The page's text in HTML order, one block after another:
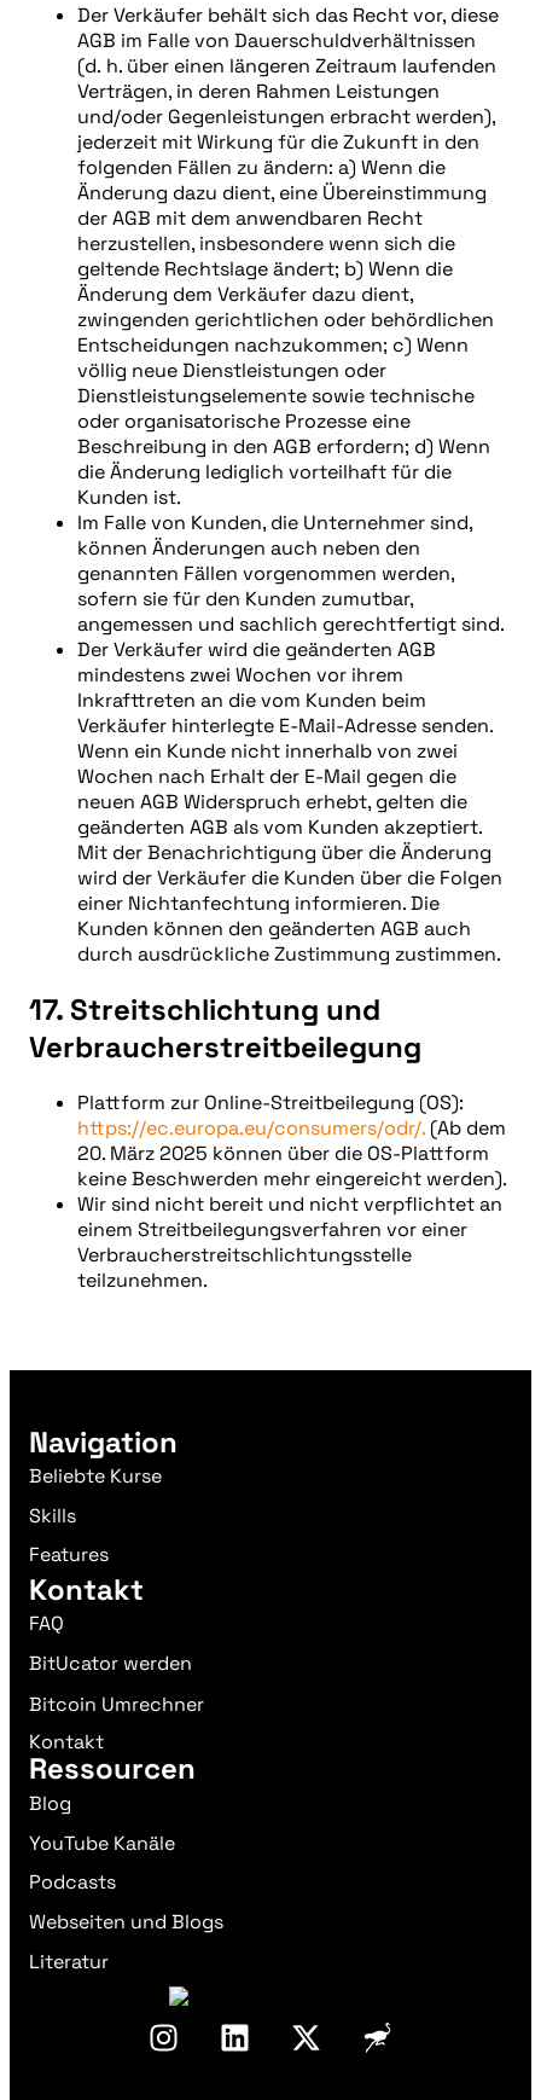
Der Verkäufer behält sich das Recht vor, diese
AGB im Falle von Dauerschuldverhältnissen
(d. h. über einen längeren Zeitraum laufenden
Verträgen, in deren Rahmen Leistungen
und/oder Gegenleistungen erbracht werden),
jederzeit mit Wirkung für die Zukunft in den
folgenden Fällen zu ändern: a) Wenn die
Änderung dazu dient, eine Übereinstimmung
der AGB mit dem anwendbaren Recht
herzustellen, insbesondere wenn sich die
geltende Rechtslage ändert; b) Wenn die
Änderung dem Verkäufer dazu dient,
zwingenden gerichtlichen oder behördlichen
Entscheidungen nachzukommen; c) Wenn
völlig neue Dienstleistungen oder
Dienstleistungselemente sowie technische
oder organisatorische Prozesse eine
Beschreibung in den AGB erfordern; d) Wenn
die Änderung lediglich vorteilhaft für die
Kunden ist.
Im Falle von Kunden, die Unternehmer sind,
können Änderungen auch neben den
genannten Fällen vorgenommen werden,
sofern sie für den Kunden zumutbar,
angemessen und sachlich gerechtfertigt sind.
Der Verkäufer wird die geänderten AGB
mindestens zwei Wochen vor ihrem
Inkrafttreten an die vom Kunden beim
Verkäufer hinterlegte E-Mail-Adresse senden.
Wenn ein Kunde nicht innerhalb von zwei
Wochen nach Erhalt der E-Mail gegen die
neuen AGB Widerspruch erhebt, gelten die
geänderten AGB als vom Kunden akzeptiert.
Mit der Benachrichtigung über die Änderung
wird der Verkäufer die Kunden über die Folgen
einer Nichtanfechtung informieren. Die
Kunden können den geänderten AGB auch
durch ausdrückliche Zustimmung zustimmen.
17. Streitschlichtung und
Verbraucherstreitbeilegung
Plattform zur Online-Streitbeilegung (OS):
https://ec.europa.eu/consumers/odr/. (Ab dem
20. März 2025 können über die OS-Plattform
keine Beschwerden mehr eingereicht werden).
Wir sind nicht bereit und nicht verpflichtet an
einem Streitbeilegungsverfahren vor einer
Verbraucherstreitschlichtungsstelle
teilzunehmen.
Navigation
Beliebte Kurse
Skills
Features
Kontakt
FAQ
BitUcator werden
Bitcoin Umrechner
Kontakt
Ressourcen
Blog
YouTube Kanäle
Podcasts
Webseiten und Blogs
Literatur